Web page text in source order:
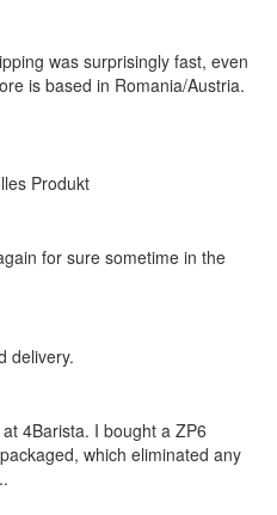
was surprisingly fast, even
is based in Romania/Austria.
Produkt
for sure sometime in the
delivery.
4Barista. I bought a ZP6
which eliminated any